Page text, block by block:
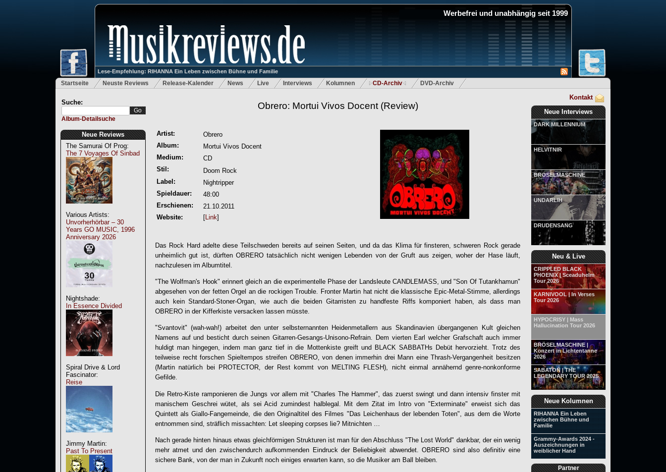
Werbefrei und unabhängig seit 1999
Lese-Empfehlung: RIHANNA Ein Leben zwischen Bühne und Familie
Startseite Neuste Reviews Release-Kalender News Live Interviews Kolumnen CD-Archiv DVD-Archiv
Suche:
Album-Detailsuche
Neue Reviews
The Samurai Of Prog:
The 7 Voyages Of Sinbad
Various Artists:
Unvorherhörbar – 30
Years GO MUSIC, 1996
Anniversary 2026
Nightshade:
In Essence Divided
Spiral Drive & Lord
Fascinator:
Reise
Jimmy Martin:
Past To Present
Kontakt
Neue Interviews
DARK MILLENNIUM
HELVITNIR
BRÖSELMASCHINE
UNDARLIH
DRUDENSANG
Neu & Live
CRIPPLED BLACK
PHOENIX | Sceaduhelm
Tour 2026
KARNIVOOL | In Verses
Tour 2026
HYPOCRISY | Mass
Hallucination Tour 2026
BRÖSELMASCHINE |
Konzert in Lichtentanne
2026
SABATON | THE
LEGENDARY TOUR 2025
Neue Kolumnen
RIHANNA Ein Leben
zwischen Bühne und
Familie
Grammy-Awards 2024 -
Auszeichnungen in
weiblicher Hand
Partner
Obrero: Mortui Vivos Docent(Review)
Artist:
Obrero
Album:
Mortui Vivos Docent
Medium:
CD
Stil:
Doom Rock
Label:
Nightripper
Spieldauer:
48:00
Erschienen:
21.10.2011
Website:
[Link]
Das Rock Hard adelte diese Teilschweden bereits auf seinen Seiten, und da das Klima für finsteren, schweren Rock gerade
unheimlich gut ist, dürftenOBRERO tatsächlich nicht wenigen Lebenden von der Gruft aus zeigen, woher der Hase läuft,
nachzulesen im Albumtitel.
"The Wolfman's Hook" erinnert gleich an die experimentelle Phase der Landsleute CANDLEMASS, und "Son Of Tutankhamun"
abgesehen von der fetten Orgel an die rockigen Trouble. Fronter Martin hat nicht die klassische Epic-Metal-Stimme, allerdings
auch kein Standard-Stoner-Organ, wie auch die beiden Gitarristen zu handfeste Riffs komponiert haben, als dass man
OBRERO in der Kifferkiste versacken lassen müsste.
"Svantovit" (wah-wah!) arbeitet den unter selbsternannten Heidenmetallern aus Skandinavien übergangenen Kult gleichen
Namens auf und besticht durch seinen Gitarren-Gesangs-Unisono-Refrain. Dem vierten Earl welcher Grafschaft auch immer
huldigt man hingegen, indem man ganz tief in die Mottenkiste greift und BLACK SABBATHs Debüt hervorzieht. Trotz des
teilweise recht forschen Spieltempos streifen OBRERO, von denen immerhin drei Mann eine Thrash-Vergangenheit besitzen
(Martin natürlich bei PROTECTOR, der Rest kommt von MELTING FLESH), nicht einmal annähernd genre-nonkonforme
Gefilde.
Die Retro-Kiste ramponieren die Jungs vor allem mit "Charles The Hammer", das zuerst swingt und dann intensiv finster mit
manischem Geschrei wütet, als sei Acid zumindest halblegal. Mit dem Zitat im Intro von "Exterminate" erweist sich das
Quintett als Giallo-Fangemeinde, die den Originaltitel des Filmes "Das Leichenhaus der lebenden Toten", aus dem die Worte
entnommen sind, sträflich missachten: Let sleeping corpses lie? Mitnichten …
Nach gerade hinten hinaus etwas gleichförmigen Strukturen ist man für den Abschluss "The Lost World" dankbar, der ein wenig
mehr atmet und den zwischendurch aufkommenden Eindruck der Beliebigkeit abwendet.OBRERO sind also definitiv eine
sichere Bank, von der man in Zukunft noch einiges erwarten kann, so die Musiker am Ball bleiben.